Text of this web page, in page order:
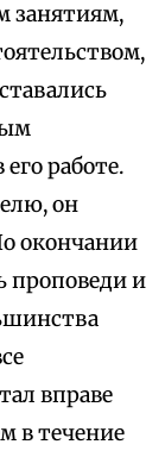
занятиям,
работе.
он
окончании
проповеди и
вправе
в течение